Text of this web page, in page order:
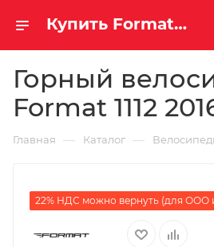
Купить Format 1112 2016 за рублей, а со скидкой
Горный
Format 1112
Главная — Каталог —
22% НДС можно вернуть (для